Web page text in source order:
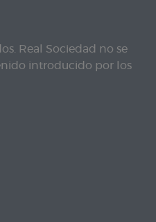
Real Sociedad no se
introducido por los